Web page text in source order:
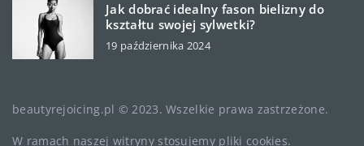
Jak dobrać idealny fason bielizny do
kształtu swojej sylwetki?
19 października 2024
beautyrejoicing.pl © 2023. Wszelkie prawa zastrzeżone.
W ramach naszej witryny stosujemy pliki cookies.